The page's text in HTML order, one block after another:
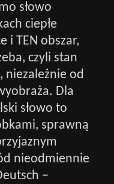
słowo
ciepłe
i TEN obszar,
czyli stan
niezależnie od
Dla
słowo to
sprawną
nieodmiennie
–